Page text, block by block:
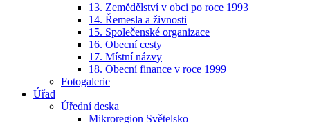
13. Zemědělství v obci po roce 1993
14. Řemesla a živnosti
15. Společenské organizace
16. Obecní cesty
17. Místní názvy
18. Obecní finance v roce 1999
Fotogalerie
Úřad
Úřední deska
Mikroregion Světelsko